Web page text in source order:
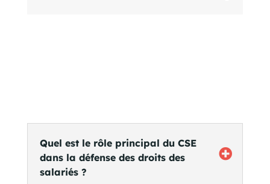
Quel est le rôle principal du CSE
dans la défense des droits des
salariés ?